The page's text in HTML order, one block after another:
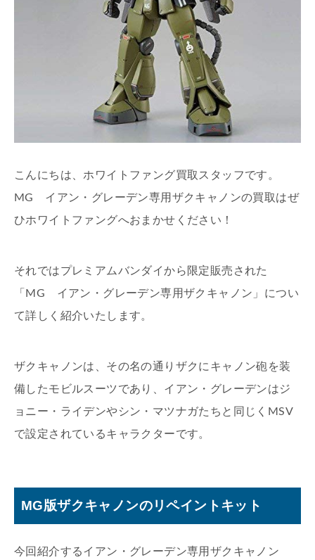
こんにちは、ホワイトファング買取スタッフです。
MG イアン・グレーデン専用ザクキャノンの買取はぜ
ひホワイトファングへおまかせください！
それではプレミアムバンダイから限定販売された
「MG イアン・グレーデン専用ザクキャノン」につい
て詳しく紹介いたします。
ザクキャノンは、その名の通りザクにキャノン砲を装
備したモビルスーツであり、イアン・グレーデンはジ
ョニー・ライデンやシン・マツナガたちと同じくMSV
で設定されているキャラクターです。
MG版ザクキャノンのリペイントキット
今回紹介するイアン・グレーデン専用ザクキャノン